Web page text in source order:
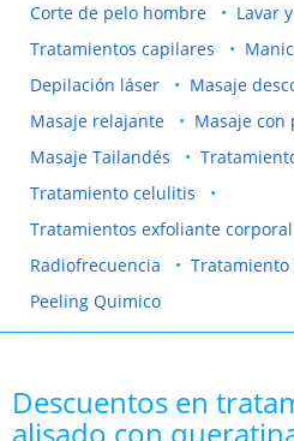
Corte de pelo hombre
Lavar
Tratamientos capilares
Depilación láser
Masaje
Masaje relajante
Masaje con
Masaje Tailandés
Tratamiento celulitis
Tratamientos exfoliante corporal
Radiofrecuencia
Tratamiento
Peeling Quimico
Descuentos en